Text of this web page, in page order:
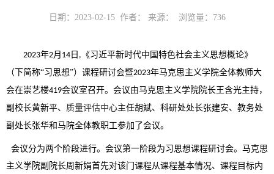
日期：2023-02-15 作者： 来源： 浏览量： 736
2023年2月 14 日 , 《习近平新时代中国特色社会主义思想概论》
（下简称“习思想”）课程研讨会暨2023年马克思主义学院全体教师大
会在崇艺楼419会议室召开。会议由马克思主义学院院长王含光主持，
副校长黄新平、 质量评估中心主任胡斌、科研处处长张建安、教务处
副处长张华和马院全体教职工参加了会议。
会议分为两个阶段进行。 会议第一阶段为习思想课程研讨会。马克思
主义学院副院长周新娟首先对该门课程从课程基本情况、 课程目标内